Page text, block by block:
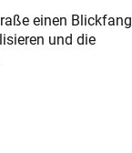
einen Blickfang
und die